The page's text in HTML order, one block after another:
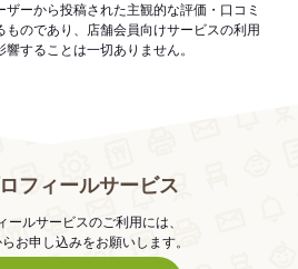
ーから投稿された主観的な評価・口コミ
ものであり、店舗会員向けサービスの利用
することは一切ありません。
フィールサービス
ールサービスのご利用には、
お申し込みをお願いします。